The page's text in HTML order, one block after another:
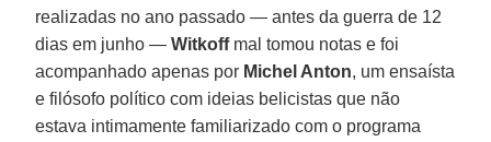
realizadas no ano passado — antes da guerra de 12
dias em junho —Witkoffmal tomou notas e foi
acompanhado apenas por Michel Anton, um ensaísta
e filósofo político com ideias belicistas que não
estava intimamente familiarizado com o programa